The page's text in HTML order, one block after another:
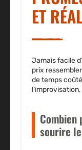
ET
Jamais facile
prix
de temps
sourire